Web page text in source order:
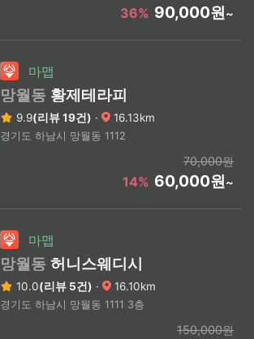
36% 90,000원~
마맵
망월동 황제테라피
9.9(리뷰 19건) · 16.13km
경기도 하남시 망월동 1112
70,000원
14% 60,000원~
마맵
망월동 허니스웨디시
10.0(리뷰 5건) · 16.10km
경기도 하남시 망월동 1111 3층
150,000원